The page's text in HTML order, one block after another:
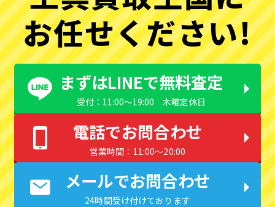
お任せください!
まずはLINEで無料査定
受付：11:00〜19:00 木曜定休日
電話でお問合わせ
営業時間：11:00〜20:00
メールでお問合わせ
24時間受け付けております